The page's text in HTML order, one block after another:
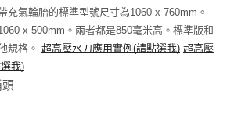
充氣輪胎的標準型號尺寸為1060 x 760mm。
x 500mm。兩者都是850毫米高。標準版和
規格。 超高壓水刀應用實例 (請點選我) 超高壓
我)